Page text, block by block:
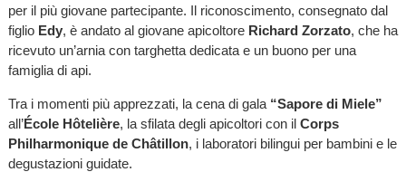
per il più giovane partecipante. Il riconoscimento, consegnato dal
figlio Edy, è andato al giovane apicoltore Richard Zorzato, che ha
ricevuto un’arnia con targhetta dedicata e un buono per una
famiglia di api.
Tra i momenti più apprezzati, la cena di gala “Sapore di Miele”
all’École Hôtelière, la sfilata degli apicoltori con il Corps
Philharmonique de Châtillon, i laboratori bilingui per bambini e le
degustazioni guidate.